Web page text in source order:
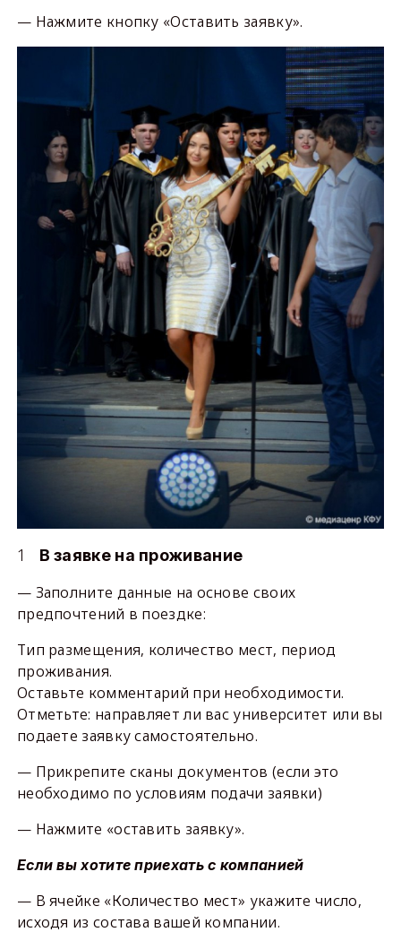
— Нажмите кнопку «Оставить заявку».
В заявке на проживание
— Заполните данные на основе своих
предпочтений в поездке:
Тип размещения, количество мест, период
проживания.
Оставьте комментарий при необходимости.
Отметьте: направляет ли вас университет или вы
подаете заявку самостоятельно.
— Прикрепите сканы документов (если это
необходимо по условиям подачи заявки)
— Нажмите «оставить заявку».
Если вы хотите приехать с компанией
— В ячейке «Количество мест» укажите число,
исходя из состава вашей компании.